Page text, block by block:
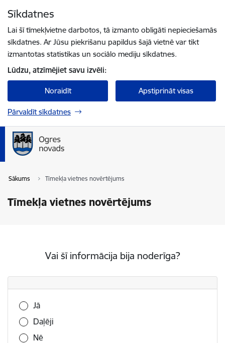
Sīkdatnes
Lai šī tīmekļvietne darbotos, tā izmanto obligāti nepieciešamās
sīkdatnes. Ar Jūsu piekrišanu papildus šajā vietnē var tikt
izmantotas statistikas un sociālo mediju sīkdatnes.
Lūdzu, atzīmējiet savu izvēli:
Noraidīt Apstiprināt visas
Pārvaldīt sīkdatnes
Sākums Tīmekļa vietnes novērtējums
Tīmekļa vietnes novērtējums
Vai šī informācija bija noderīga?
Vai šī informācija bija noderīga?
Jā
Daļēji
Nē